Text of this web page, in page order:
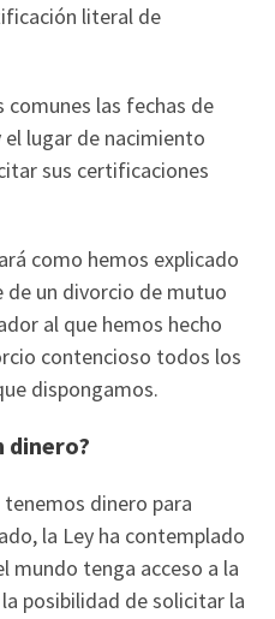
literal de
comunes las fechas de
lugar de nacimiento
sus certificaciones
como hemos explicado
un divorcio de mutuo
al que hemos hecho
contencioso todos los
dispongamos.
dinero?
dinero para
la Ley ha contemplado
mundo tenga acceso a la
posibilidad de solicitar la